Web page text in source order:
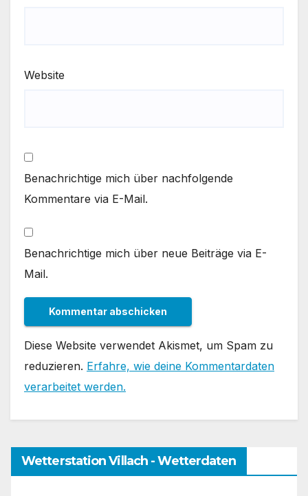
Website
Benachrichtige mich über nachfolgende
Kommentare via E-Mail.
Benachrichtige mich über neue Beiträge via E-
Mail.
Diese Website verwendet Akismet, um Spam zu
reduzieren. Erfahre, wie deine Kommentardaten
verarbeitet werden.
Wetterstation Villach - Wetterdaten